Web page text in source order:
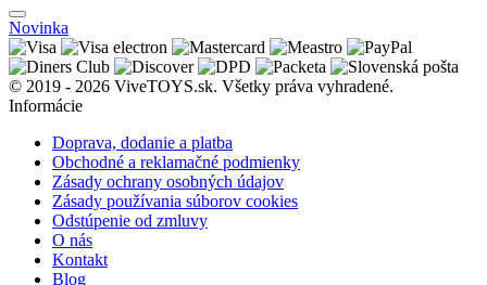
Novinka
© 2019 - 2026 ViveTOYS.sk. Všetky práva vyhradené.
Informácie
Doprava, dodanie a platba
Obchodné a reklamačné podmienky
Zásady ochrany osobných údajov
Zásady používania súborov cookies
Odstúpenie od zmluvy
O nás
Kontakt
Blog